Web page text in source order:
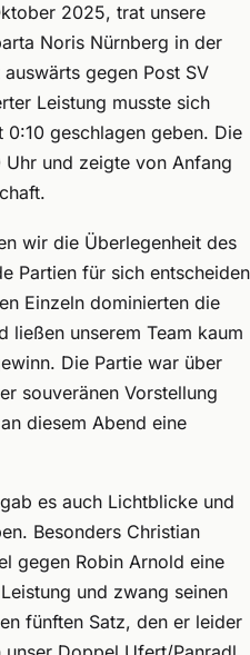
2025, trat unsere
Noris Nürnberg in der
gegen Post SV
Leistung musste sich
0:10 geschlagen geben. Die
und zeigte von Anfang
wir die Überlegenheit des
Partien für sich entscheiden
Einzeln dominierten die
ließen unserem Team kaum
Die Partie war über
souveränen Vorstellung
diesem Abend eine
es auch Lichtblicke und
Besonders Christian
gegen Robin Arnold eine
und zwang seinen
fünften Satz, den er leider